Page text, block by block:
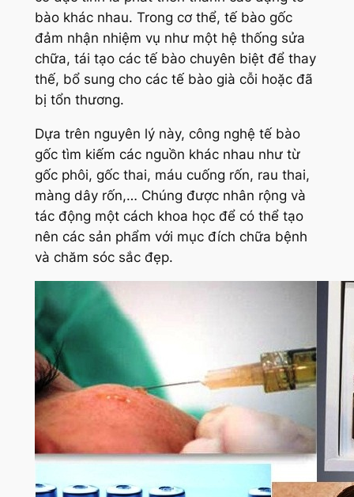
bào khác nhau. Trong cơ thể, tế bào gốc
đảm nhận nhiệm vụ như một hệ thống sửa
chữa, tái tạo các tế bào chuyên biệt để thay
thế, bổ sung cho các tế bào già cỗi hoặc đã
bị tổn thương.
Dựa trên nguyên lý này, công nghệ tế bào
gốc tìm kiếm các nguồn khác nhau như từ
gốc phôi, gốc thai, máu cuống rốn, rau thai,
màng dây rốn,… Chúng được nhân rộng và
tác động một cách khoa học để có thể tạo
nên các sản phẩm với mục đích chữa bệnh
và chăm sóc sắc đẹp.